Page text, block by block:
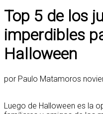
Top 5 de los
imperdibles
Halloween
por Paulo Matamoros
Luego de Halloween es la